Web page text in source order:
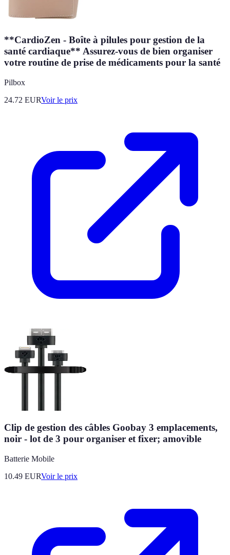
**CardioZen - Boîte à pilules pour gestion de la
santé cardiaque** Assurez-vous de bien organiser
votre routine de prise de médicaments pour la santé
Pilbox
24.72 EURVoir le prix
Clip de gestion des câbles Goobay 3 emplacements,
noir - lot de 3 pour organiser et fixer; amovible
Batterie Mobile
10.49 EURVoir le prix